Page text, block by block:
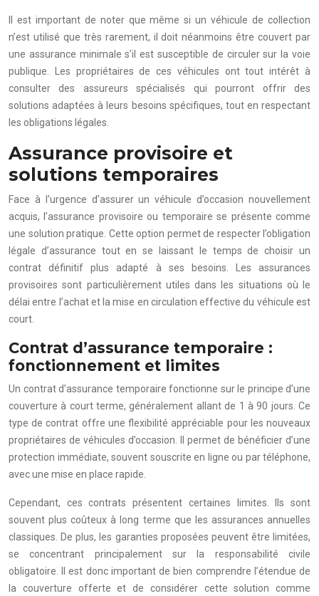
Il est important de noter que même si un véhicule de collection
n’est utilisé que très rarement, il doit néanmoins être couvert par
une assurance minimale s’il est susceptible de circuler sur la voie
publique. Les propriétaires de ces véhicules ont tout intérêt à
consulter des assureurs spécialisés qui pourront offrir des
solutions adaptées à leurs besoins spécifiques, tout en respectant
les obligations légales.
Assurance provisoire et
solutions temporaires
Face à l’urgence d’assurer un véhicule d’occasion nouvellement
acquis, l’assurance provisoire ou temporaire se présente comme
une solution pratique. Cette option permet de respecter l’obligation
légale d’assurance tout en se laissant le temps de choisir un
contrat définitif plus adapté à ses besoins. Les assurances
provisoires sont particulièrement utiles dans les situations où le
délai entre l’achat et la mise en circulation effective du véhicule est
court.
Contrat d’assurance temporaire :
fonctionnement et limites
Un contrat d’assurance temporaire fonctionne sur le principe d’une
couverture à court terme, généralement allant de 1 à 90 jours. Ce
type de contrat offre une flexibilité appréciable pour les nouveaux
propriétaires de véhicules d’occasion. Il permet de bénéficier d’une
protection immédiate, souvent souscrite en ligne ou par téléphone,
avec une mise en place rapide.
Cependant, ces contrats présentent certaines limites. Ils sont
souvent plus coûteux à long terme que les assurances annuelles
classiques. De plus, les garanties proposées peuvent être limitées,
se concentrant principalement sur la responsabilité civile
obligatoire. Il est donc important de bien comprendre l’étendue de
la couverture offerte et de considérer cette solution comme